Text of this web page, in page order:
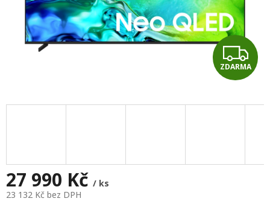
Z
D
A
ZDARMA
27 990 Kč / ks
23 132 Kč bez DPH